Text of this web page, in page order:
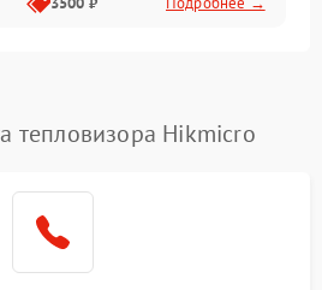
интерфейсов
тепловизора Hikmicro